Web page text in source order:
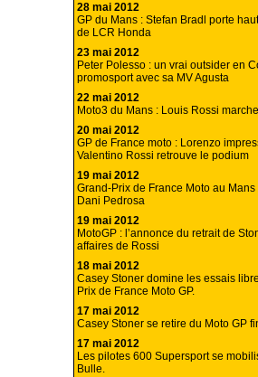
28 mai 2012
GP du Mans : Stefan Bradl porte
de LCR Honda
23 mai 2012
Peter Polesso : un vrai outsider en
promosport avec sa MV Agusta
22 mai 2012
Moto3 du Mans : Louis Rossi
20 mai 2012
GP de France moto : Lorenzo
Valentino Rossi retrouve le podium
19 mai 2012
Grand-Prix de France Moto au
Dani Pedrosa
19 mai 2012
MotoGP : l’annonce du retrait de
affaires de Rossi
18 mai 2012
Casey Stoner domine les essais
Prix de France Moto GP.
17 mai 2012
Casey Stoner se retire du Moto GP
17 mai 2012
Les pilotes 600 Supersport se
Bulle.